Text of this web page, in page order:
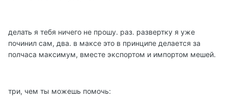
делать я тебя ничего не прошу. раз. развертку я уже
починил сам, два. в максе это в принципе делается за
полчаса максимум, вместе экспортом и импортом мешей.
три, чем ты можешь помочь: